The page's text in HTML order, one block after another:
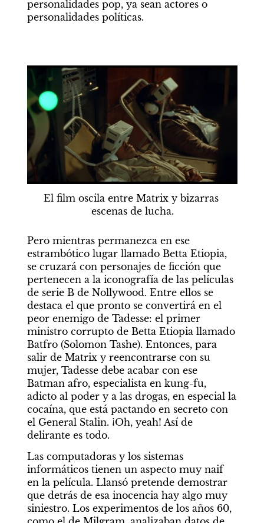
personalidades pop, ya sean actores o
personalidades políticas.
El film oscila entre Matrix y bizarras
escenas de lucha.
Pero mientras permanezca en ese
estrambótico lugar llamado Betta Etiopia,
se cruzará con personajes de ficción que
pertenecen a la iconografía de las películas
de serie B de Nollywood. Entre ellos se
destaca el que pronto se convertirá en el
peor enemigo de Tadesse: el primer
ministro corrupto de Betta Etiopia llamado
Batfro (Solomon Tashe). Entonces, para
salir de Matrix y reencontrarse con su
mujer, Tadesse debe acabar con ese
Batman afro, especialista en kung-fu,
adicto al poder y a las drogas, en especial la
cocaína, que está pactando en secreto con
el General Stalin. ¡Oh, yeah! Así de
delirante es todo.
Las computadoras y los sistemas
informáticos tienen un aspecto muy naif
en la película. Llansó pretende demostrar
que detrás de esa inocencia hay algo muy
siniestro. Los experimentos de los años 60,